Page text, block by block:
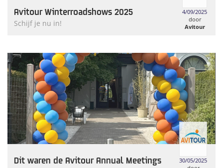
Avitour Winterroadshows 2025
Schijf je nu in!
4/09/2025
door
Avitour
Dit waren de Avitour Annual Meetings
30/05/2025